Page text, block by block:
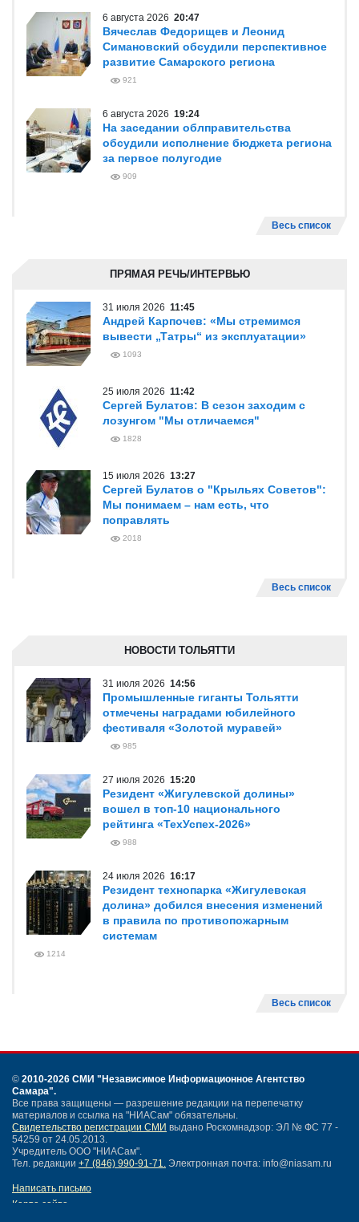
6 августа 2026 20:47
Вячеслав Федорищев и Леонид
Симановский обсудили перспективное
развитие Самарского региона
921
6 августа 2026 19:24
На заседании облправительства
обсудили исполнение бюджета региона
за первое полугодие
909
Весь список
ПРЯМАЯ РЕЧЬ/ИНТЕРВЬЮ
31 июля 2026 11:45
Андрей Карпочев: «Мы стремимся
вывести „Татры“ из эксплуатации»
1093
25 июля 2026 11:42
Сергей Булатов: В сезон заходим с
лозунгом "Мы отличаемся"
1828
15 июля 2026 13:27
Сергей Булатов о "Крыльях Советов":
Мы понимаем – нам есть, что
поправлять
2018
Весь список
НОВОСТИ ТОЛЬЯТТИ
31 июля 2026 14:56
Промышленные гиганты Тольятти
отмечены наградами юбилейного
фестиваля «Золотой муравей»
985
27 июля 2026 15:20
Резидент «Жигулевской долины»
вошел в топ-10 национального
рейтинга «ТехУспех-2026»
988
24 июля 2026 16:17
Резидент технопарка «Жигулевская
долина» добился внесения изменений
в правила по противопожарным
системам
1214
Весь список
© 2010-2026 СМИ "Независимое Информационное Агентство
Самара".
Все права защищены — разрешение редакции на перепечатку
материалов и ссылка на "НИАСам" обязательны.
Свидетельство регистрации СМИ выдано Роскомнадзор: ЭЛ № ФС 77 -
54259 от 24.05.2013.
Учредитель ООО "НИАСам".
Тел. редакции +7 (846) 990-91-71. Электронная почта: info@niasam.ru
Написать письмо
Карта сайта